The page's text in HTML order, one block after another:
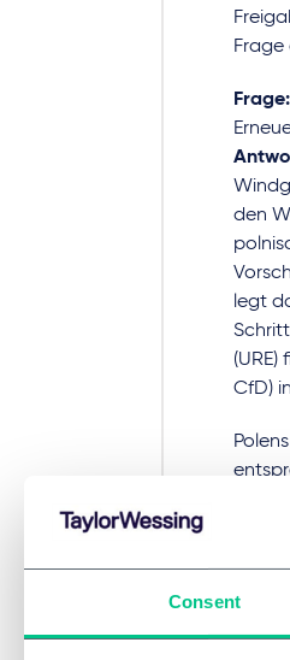
Consent
Frage
Frage:
den
legt
CfD)
10
die